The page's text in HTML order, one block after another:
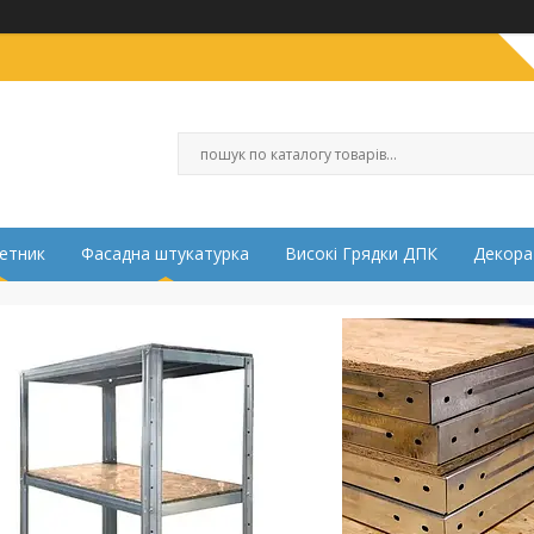
Фасадна штукатурка Високі Грядки ДПК